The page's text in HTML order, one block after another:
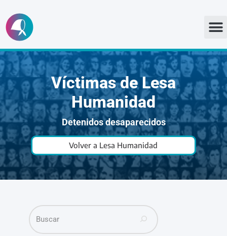
Ir
al
contenido
Víctimas de Lesa
Humanidad
Detenidos desaparecidos
Volver a Lesa Humanidad